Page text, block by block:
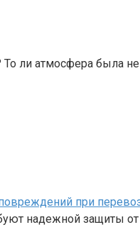
То ли атмосфера была не
при
надежной защиты